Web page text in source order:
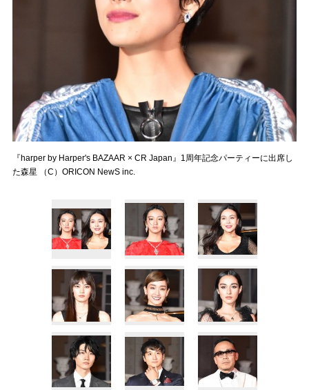
『harper by Harper's BAZAAR × CR Japan』1周年記念パーティーに出席し
た森星 （C）ORICON NewS inc.